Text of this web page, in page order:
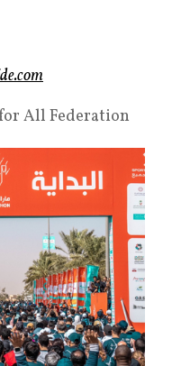
All Federation